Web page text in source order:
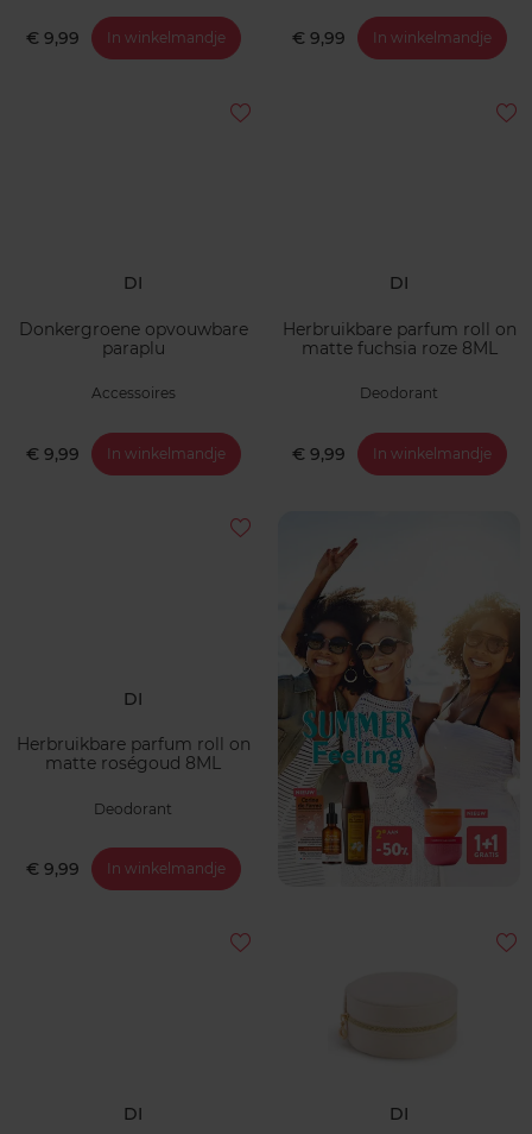
€ 9,99 In winkelmandje € 9,99 In winkelmandje
DI
Donkergroene opvouwbare
paraplu
Accessoires
€ 9,99 In winkelmandje
DI
Herbruikbare parfum roll on
matte fuchsia roze 8ML
Deodorant
€ 9,99 In winkelmandje
DI
Herbruikbare parfum roll on
matte roségoud 8ML
Deodorant
€ 9,99 In winkelmandje
DI DI